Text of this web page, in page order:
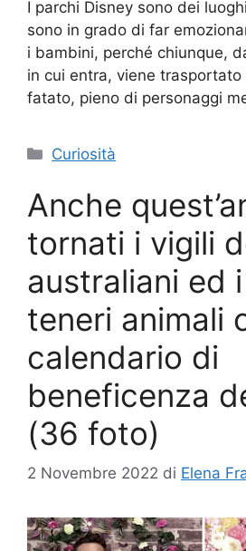
I parchi Disney sono dei
sono in grado di far
i bambini, perché chiunque,
in cui entra, viene
fatato, pieno di personaggi
Categorie
Curiosità
Anche
tornati i vigili
australiani ed
teneri animali
calendario di
beneficenza
(36 foto)
2 Novembre 2022 di Elena